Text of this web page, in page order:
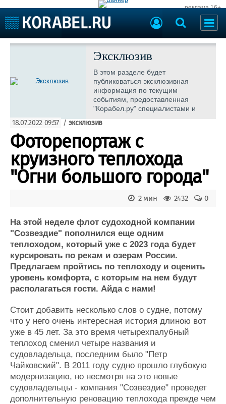
реклама 16+
Судостроение
Пресс-релизы
Порты
Яхты и катера
Еще
Судостроение
Пульс
Новости
Компании
Крюинг
Журнал
Реклама
Торговая площадка
Доска объявлений
Продажа флота
Оборудование
Услуги
Конференции
Выставки и семинары
Словарь
Флот
Галерея флота
Отзывы
Все службы
Эксклюзив
В этом разделе будет
публиковаться эксклюзивная
информация по текущим
событиям, предоставленная
"Корабел.ру" специалистами и
18.07.2022 09:57 / эксклюзив
Фоторепортаж с
круизного теплохода
"Огни большого города"
0
2432
2 мин
На этой неделе флот судоходной компании
"Созвездие" пополнился еще одним
теплоходом, который уже с 2023 года будет
курсировать по рекам и озерам России.
Предлагаем пройтись по теплоходу и оценить
уровень комфорта, с которым на нем будут
располагаться гости. Айда с нами!
Стоит добавить несколько слов о судне, потому
что у него очень интересная история длиною вот
уже в 45 лет. За это время четырехпалубный
теплоход сменил четыре названия и
судовладельца, последним было "Петр
Чайковский". В 2011 году судно прошло глубокую
модернизацию, но несмотря на это новые
судовладельцы - компания "Созвездие" проведет
дополнительную реновацию теплохода прежде чем